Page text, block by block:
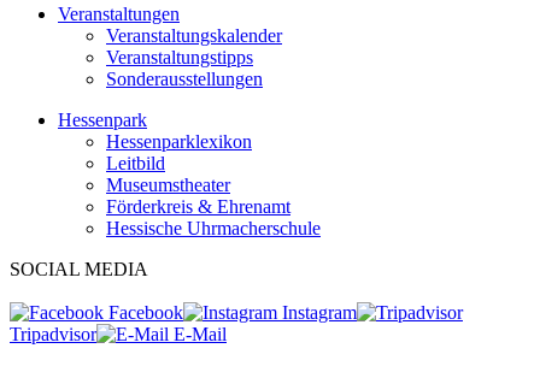
Veranstaltungen
Veranstaltungskalender
Veranstaltungstipps
Sonderausstellungen
Hessenpark
Hessenparklexikon
Leitbild
Museumstheater
Förderkreis & Ehrenamt
Hessische Uhrmacherschule
SOCIAL MEDIA
Facebook
Instagram
Tripadvisor
E-Mail